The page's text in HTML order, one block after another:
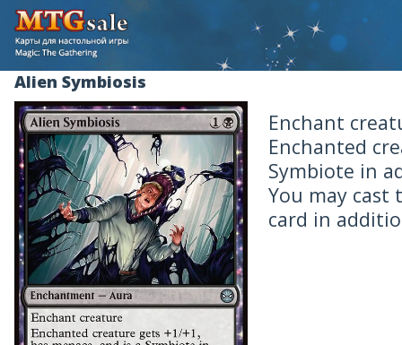
Alien Symbiosis
Enchant
Enchanted
Symbiote in
You may cast
card in